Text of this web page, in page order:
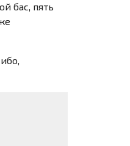
бас, пять